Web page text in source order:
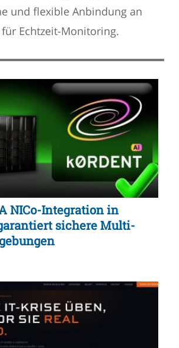
und flexible Anbindung an
Echtzeit-Monitoring.
NICo-Integration in
sichere Multi-